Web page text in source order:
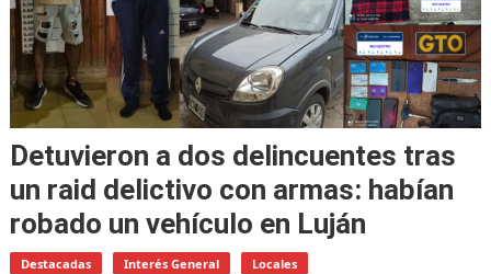
Detuvieron a dos delincuentes tras
un raid delictivo con armas: habían
robado un vehículo en Luján
Destacadas Interés General Locales